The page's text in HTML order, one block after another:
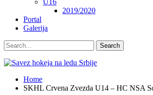
U16
2019/2020
Portal
Galerija
Home
SKHL Crvena Zvezda U14 – HC NSA